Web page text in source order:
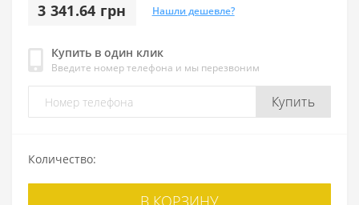
3 341.64 грн Нашли дешевле?
Купить в один клик
Введите номер телефона и мы перезвоним
Купить
Количество:
В КОРЗИНУ